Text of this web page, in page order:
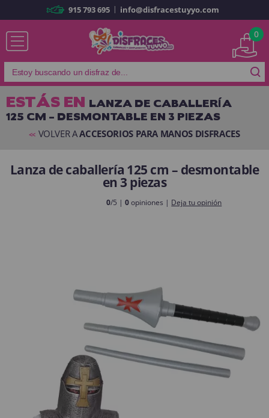
Ya soy cliente
Recordarme ¿Olvidó su contraseña?
Es mi primera vez
Soy nuevo
CREAR CUENTA
915 793 695 | info@disfracestuyyo.com
0
ESTÁS EN LANZA DE CABALLERÍA
125 CM – DESMONTABLE EN 3 PIEZAS
<< VOLVER AACCESORIOS PARA MANOS DISFRACES
Lanza de caballería 125 cm – desmontable
en 3 piezas
0/5 |0opiniones | Deja tu opinión